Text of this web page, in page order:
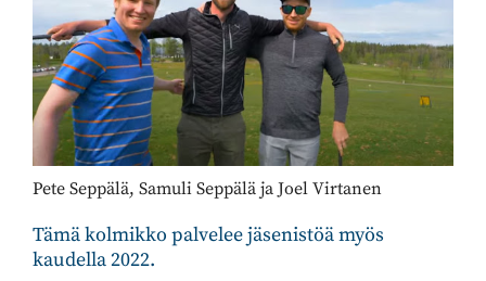
Pete Seppälä, Samuli Seppälä ja Joel Virtanen
Tämä kolmikko palvelee jäsenistöä myös
kaudella 2022.